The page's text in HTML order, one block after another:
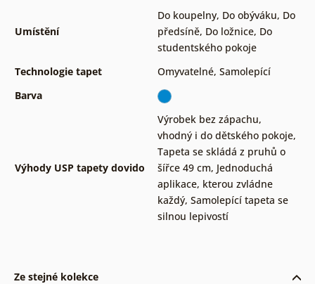
Umístění
Do koupelny, Do obýváku, Do
předsíně, Do ložnice, Do
studentského pokoje
Technologie tapet
Omyvatelné, Samolepící
Barva
Výhody USP tapety dovido
Výrobek bez zápachu,
vhodný i do dětského pokoje,
Tapeta se skládá z pruhů o
šířce 49 cm, Jednoduchá
aplikace, kterou zvládne
každý, Samolepící tapeta se
silnou lepivostí
Ze stejné kolekce